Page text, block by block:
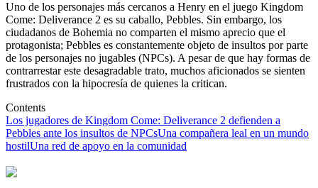
Uno de los personajes más cercanos a Henry en el juego Kingdom
Come: Deliverance 2 es su caballo, Pebbles. Sin embargo, los
ciudadanos de Bohemia no comparten el mismo aprecio que el
protagonista; Pebbles es constantemente objeto de insultos por parte
de los personajes no jugables (NPCs). A pesar de que hay formas de
contrarrestar este desagradable trato, muchos aficionados se sienten
frustrados con la hipocresía de quienes la critican.
Contents
Los jugadores de Kingdom Come: Deliverance 2 defienden a
Pebbles ante los insultos de NPCsUna compañera leal en un mundo
hostilUna red de apoyo en la comunidad